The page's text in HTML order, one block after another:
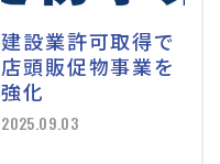
建設業許可取得で
店頭販促物事業を
強化
2025.09.03